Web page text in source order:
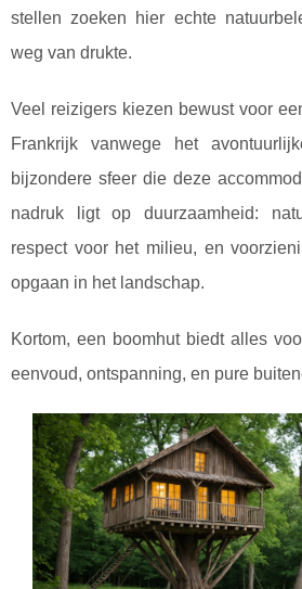
stellen zoeken hier echte
weg van drukte.
Veel reizigers kiezen bewust voor
Frankrijk vanwege het
bijzondere sfeer die deze
nadruk ligt op duurzaamheid:
respect voor het milieu, en
opgaan in het landschap.
Kortom, een boomhut biedt alles
eenvoud, ontspanning, en pure